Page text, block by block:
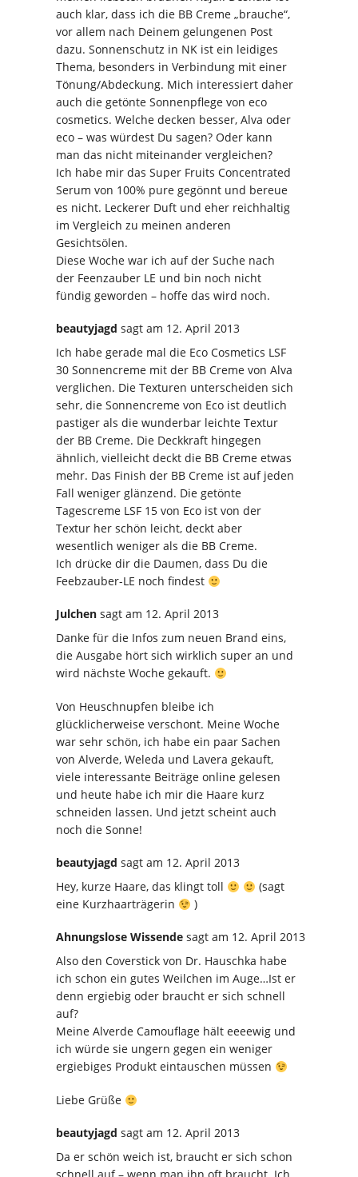
auch klar, dass ich die BB Creme „brauche“,
vor allem nach Deinem gelungenen Post
dazu. Sonnenschutz in NK ist ein leidiges
Thema, besonders in Verbindung mit einer
Tönung/Abdeckung. Mich interessiert daher
auch die getönte Sonnenpflege von eco
cosmetics. Welche decken besser, Alva oder
eco – was würdest Du sagen? Oder kann
man das nicht miteinander vergleichen?
Ich habe mir das Super Fruits Concentrated
Serum von 100% pure gegönnt und bereue
es nicht. Leckerer Duft und eher reichhaltig
im Vergleich zu meinen anderen
Gesichtsölen.
Diese Woche war ich auf der Suche nach
der Feenzauber LE und bin noch nicht
fündig geworden – hoffe das wird noch.
beautyjagd sagt am 12. April 2013
Ich habe gerade mal die Eco Cosmetics LSF
30 Sonnencreme mit der BB Creme von Alva
verglichen. Die Texturen unterscheiden sich
sehr, die Sonnencreme von Eco ist deutlich
pastiger als die wunderbar leichte Textur
der BB Creme. Die Deckkraft hingegen
ähnlich, vielleicht deckt die BB Creme etwas
mehr. Das Finish der BB Creme ist auf jeden
Fall weniger glänzend. Die getönte
Tagescreme LSF 15 von Eco ist von der
Textur her schön leicht, deckt aber
wesentlich weniger als die BB Creme.
Ich drücke dir die Daumen, dass Du die
Feebzauber-LE noch findest
Julchen sagt am 12. April 2013
Danke für die Infos zum neuen Brand eins,
die Ausgabe hört sich wirklich super an und
wird nächste Woche gekauft.
Von Heuschnupfen bleibe ich
glücklicherweise verschont. Meine Woche
war sehr schön, ich habe ein paar Sachen
von Alverde, Weleda und Lavera gekauft,
viele interessante Beiträge online gelesen
und heute habe ich mir die Haare kurz
schneiden lassen. Und jetzt scheint auch
noch die Sonne!
beautyjagd sagt am 12. April 2013
Hey, kurze Haare, das klingt toll
(sagt
eine Kurzhaarträgerin
)
Ahnungslose Wissende sagt am 12. April 2013
Also den Coverstick von Dr. Hauschka habe
ich schon ein gutes Weilchen im Auge…Ist er
denn ergiebig oder braucht er sich schnell
auf?
Meine Alverde Camouflage hält eeeewig und
ich würde sie ungern gegen ein weniger
ergiebiges Produkt eintauschen müssen
Liebe Grüße
beautyjagd sagt am 12. April 2013
Da er schön weich ist, braucht er sich schon